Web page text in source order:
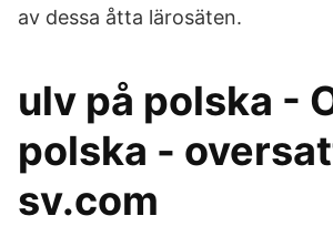
av dessa åtta lärosäten.
ulv på polska -
polska -
sv.com